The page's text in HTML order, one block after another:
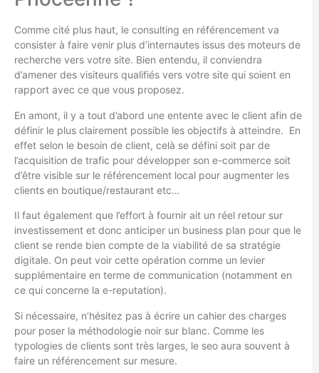
Comme cité plus haut, le consulting en référencement va
consister à faire venir plus d’internautes issus des moteurs de
recherche vers votre site. Bien entendu, il conviendra
d’amener des visiteurs qualifiés vers votre site qui soient en
rapport avec ce que vous proposez.
En amont, il y a tout d’abord une entente avec le client afin de
définir le plus clairement possible les objectifs à atteindre. En
effet selon le besoin de client, celà se défini soit par de
l’acquisition de trafic pour développer son e-commerce soit
d’être visible sur le référencement local pour augmenter les
clients en boutique/restaurant etc…
Il faut également que l’effort à fournir ait un réel retour sur
investissement et donc anticiper un business plan pour que le
client se rende bien compte de la viabilité de sa stratégie
digitale. On peut voir cette opération comme un levier
supplémentaire en terme de communication (notamment en
ce qui concerne la e-reputation).
Si nécessaire, n’hésitez pas à écrire un cahier des charges
pour poser la méthodologie noir sur blanc. Comme les
typologies de clients sont très larges, le seo aura souvent à
faire un référencement sur mesure.